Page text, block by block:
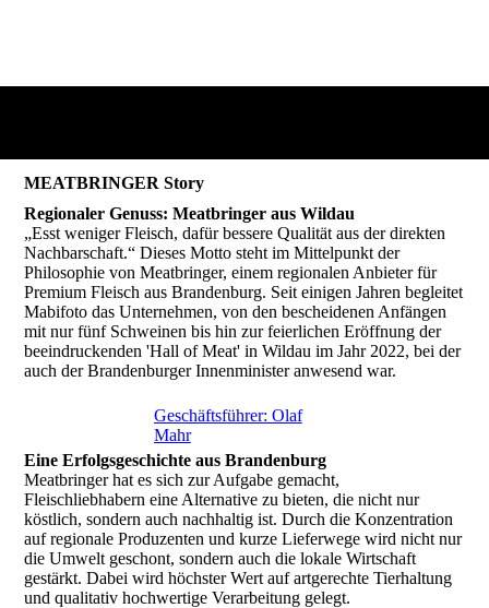
MEATBRINGER Story
Regionaler Genuss: Meatbringer aus Wildau
„Esst weniger Fleisch, dafür bessere Qualität aus der direkten
Nachbarschaft.“ Dieses Motto steht im Mittelpunkt der
Philosophie von Meatbringer, einem regionalen Anbieter für
Premium Fleisch aus Brandenburg. Seit einigen Jahren begleitet
Mabifoto das Unternehmen, von den bescheidenen Anfängen
mit nur fünf Schweinen bis hin zur feierlichen Eröffnung der
beeindruckenden 'Hall of Meat' in Wildau im Jahr 2022, bei der
auch der Brandenburger Innenminister anwesend war.
Geschäftsführer: Olaf
Mahr
Eine Erfolgsgeschichte aus Brandenburg
Meatbringer hat es sich zur Aufgabe gemacht,
Fleischliebhabern eine Alternative zu bieten, die nicht nur
köstlich, sondern auch nachhaltig ist. Durch die Konzentration
auf regionale Produzenten und kurze Lieferwege wird nicht nur
die Umwelt geschont, sondern auch die lokale Wirtschaft
gestärkt. Dabei wird höchster Wert auf artgerechte Tierhaltung
und qualitativ hochwertige Verarbeitung gelegt.